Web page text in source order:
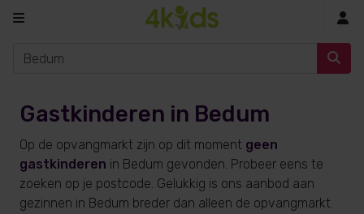
Gastkinderen in Bedum
Op de opvangmarkt zijn op dit moment geen
gastkinderen in Bedum gevonden. Probeer eens te
zoeken op je postcode. Gelukkig is ons aanbod aan
gezinnen in Bedum breder dan alleen de opvangmarkt.